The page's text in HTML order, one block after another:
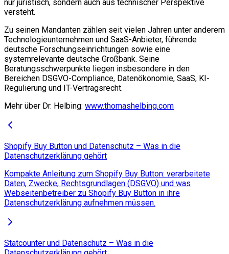
nur juristisch, sondern auch aus technischer Perspektive
versteht.
Zu seinen Mandanten zählen seit vielen Jahren unter anderem
Technologieunternehmen und SaaS-Anbieter, führende
deutsche Forschungseinrichtungen sowie eine
systemrelevante deutsche Großbank. Seine
Beratungsschwerpunkte liegen insbesondere in den
Bereichen DSGVO-Compliance, Datenökonomie, SaaS, KI-
Regulierung und IT-Vertragsrecht.
Mehr über Dr. Helbing: www.thomashelbing.com
Shopify Buy Button und Datenschutz – Was in die
Datenschutzerklärung gehört
Kompakte Anleitung zum Shopify Buy Button: verarbeitete
Daten, Zwecke, Rechtsgrundlagen (DSGVO) und was
Webseitenbetreiber zu Shopify Buy Button in ihre
Datenschutzerklärung aufnehmen müssen.
Statcounter und Datenschutz – Was in die